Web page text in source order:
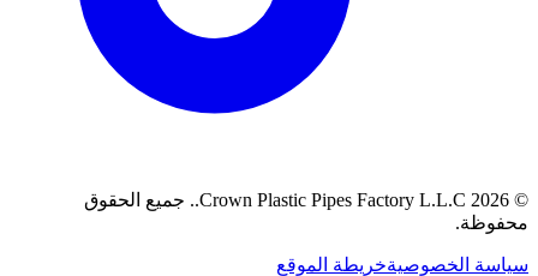
©
2026
Crown Plastic Pipes Factory L.L.C.
. جميع الحقوق
محفوظة.
سياسة الخصوصيةخريطة الموقع